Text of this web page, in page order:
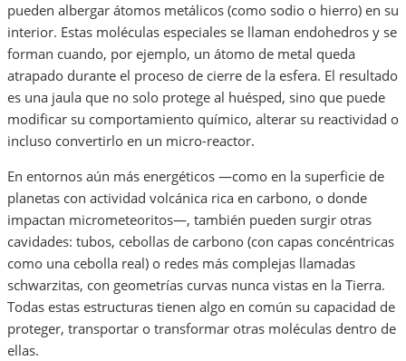
pueden albergar átomos metálicos (como sodio o hierro) en su
interior. Estas moléculas especiales se llaman endohedros y se
forman cuando, por ejemplo, un átomo de metal queda
atrapado durante el proceso de cierre de la esfera. El resultado
es una jaula que no solo protege al huésped, sino que puede
modificar su comportamiento químico, alterar su reactividad o
incluso convertirlo en un micro-reactor.
En entornos aún más energéticos —como en la superficie de
planetas con actividad volcánica rica en carbono, o donde
impactan micrometeoritos—, también pueden surgir otras
cavidades: tubos, cebollas de carbono (con capas concéntricas
como una cebolla real) o redes más complejas llamadas
schwarzitas, con geometrías curvas nunca vistas en la Tierra.
Todas estas estructuras tienen algo en común su capacidad de
proteger, transportar o transformar otras moléculas dentro de
ellas.